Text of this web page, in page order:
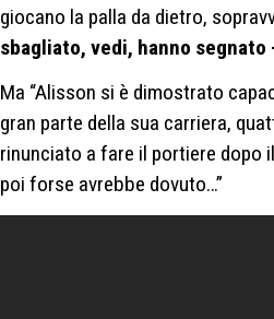
giocano la palla da dietro,
sbagliato, vedi, hanno segnato
Ma “Alisson si è dimostrato
gran parte della sua carriera,
rinunciato a fare il portiere dopo il
poi forse avrebbe dovuto…”